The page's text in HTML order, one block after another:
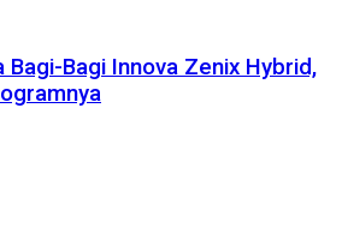
Bagi-Bagi Innova Zenix Hybrid,